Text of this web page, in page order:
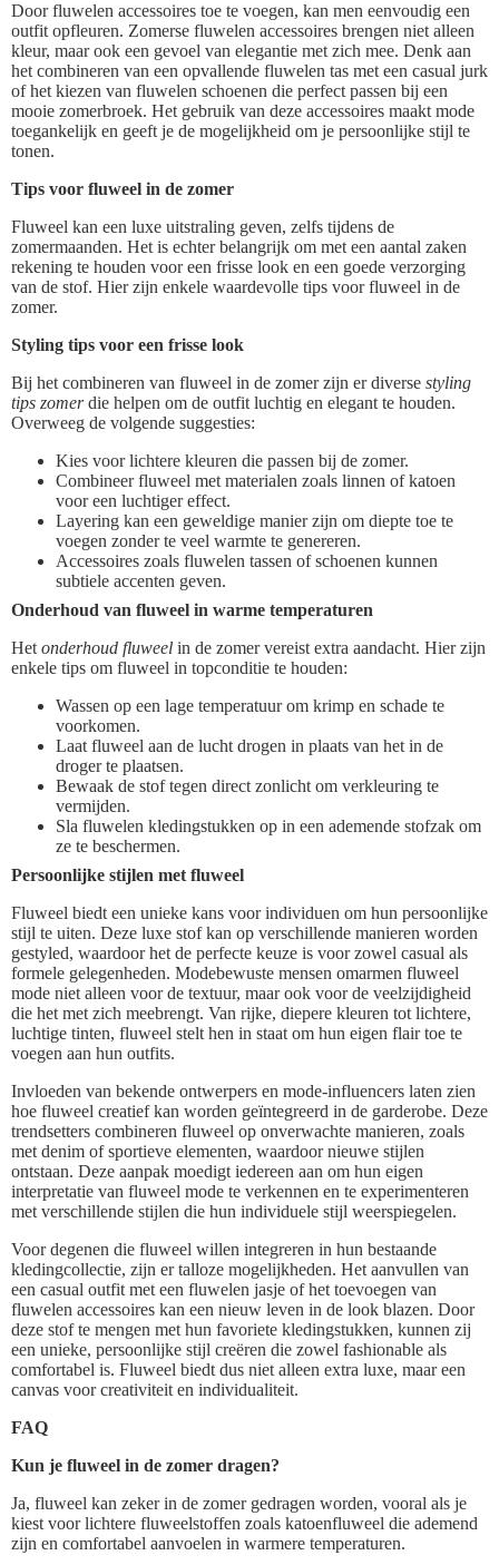
Door fluwelen accessoires toe te voegen, kan men eenvoudig een
outfit opfleuren. Zomerse fluwelen accessoires brengen niet alleen
kleur, maar ook een gevoel van elegantie met zich mee. Denk aan
het combineren van een opvallende fluwelen tas met een casual jurk
of het kiezen van fluwelen schoenen die perfect passen bij een
mooie zomerbroek. Het gebruik van deze accessoires maakt mode
toegankelijk en geeft je de mogelijkheid om je persoonlijke stijl te
tonen.
Tips voor fluweel in de zomer
Fluweel kan een luxe uitstraling geven, zelfs tijdens de
zomermaanden. Het is echter belangrijk om met een aantal zaken
rekening te houden voor een frisse look en een goede verzorging
van de stof. Hier zijn enkele waardevolle tips voor fluweel in de
zomer.
Styling tips voor een frisse look
Bij het combineren van fluweel in de zomer zijn er diverse styling
tips zomerdie helpen om de outfit luchtig en elegant te houden.
Overweeg de volgende suggesties:
Kies voor lichtere kleuren die passen bij de zomer.
Combineer fluweel met materialen zoals linnen of katoen
voor een luchtiger effect.
Layering kan een geweldige manier zijn om diepte toe te
voegen zonder te veel warmte te genereren.
Accessoires zoals fluwelen tassen of schoenen kunnen
subtiele accenten geven.
Onderhoud van fluweel in warme temperaturen
Het onderhoud fluweel in de zomer vereist extra aandacht. Hier zijn
enkele tips om fluweel in topconditie te houden:
Wassen op een lage temperatuur om krimp en schade te
voorkomen.
Laat fluweel aan de lucht drogen in plaats van het in de
droger te plaatsen.
Bewaak de stof tegen direct zonlicht om verkleuring te
vermijden.
Sla fluwelen kledingstukken op in een ademende stofzak om
ze te beschermen.
Persoonlijke stijlen met fluweel
Fluweel biedt een unieke kans voor individuen om hun persoonlijke
stijl te uiten. Deze luxe stof kan op verschillende manieren worden
gestyled, waardoor het de perfecte keuze is voor zowel casual als
formele gelegenheden. Modebewuste mensen omarmen fluweel
mode niet alleen voor de textuur, maar ook voor de veelzijdigheid
die het met zich meebrengt. Van rijke, diepere kleuren tot lichtere,
luchtige tinten, fluweel stelt hen in staat om hun eigen flair toe te
voegen aan hun outfits.
Invloeden van bekende ontwerpers en mode-influencers laten zien
hoe fluweel creatief kan worden geïntegreerd in de garderobe. Deze
trendsetters combineren fluweel op onverwachte manieren, zoals
met denim of sportieve elementen, waardoor nieuwe stijlen
ontstaan. Deze aanpak moedigt iedereen aan om hun eigen
interpretatie van fluweel mode te verkennen en te experimenteren
met verschillende stijlen die hun individuele stijl weerspiegelen.
Voor degenen die fluweel willen integreren in hun bestaande
kledingcollectie, zijn er talloze mogelijkheden. Het aanvullen van
een casual outfit met een fluwelen jasje of het toevoegen van
fluwelen accessoires kan een nieuw leven in de look blazen. Door
deze stof te mengen met hun favoriete kledingstukken, kunnen zij
een unieke, persoonlijke stijl creëren die zowel fashionable als
comfortabel is. Fluweel biedt dus niet alleen extra luxe, maar een
canvas voor creativiteit en individualiteit.
FAQ
Kun je fluweel in de zomer dragen?
Ja, fluweel kan zeker in de zomer gedragen worden, vooral als je
kiest voor lichtere fluweelstoffen zoals katoenfluweel die ademend
zijn en comfortabel aanvoelen in warmere temperaturen.